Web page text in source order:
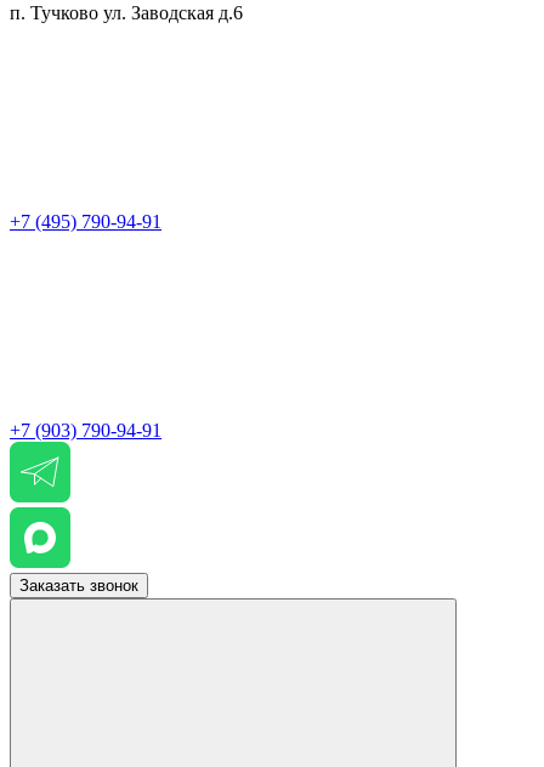
п. Тучково ул. Заводская д.6
+7 (495) 790-94-91
+7 (903) 790-94-91
Заказать звонок